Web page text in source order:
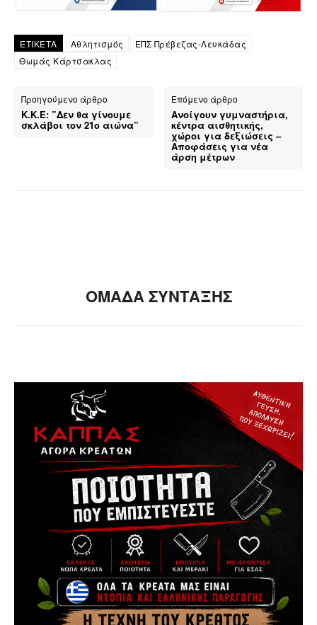
ΕΤΙΚΕΤΑ Αθλητισμός
ΕΠΣ Πρέβεζας-Λευκάδας
Θωμάς Κάρτσακλας
Προηγούμενο άρθρο
Κ.Κ.Ε: ”Δεν θα γίνουμε
σκλάβοι τον 21ο αιώνα”
Επόμενο άρθρο
Ανοίγουν γυμναστήρια,
κέντρα αισθητικής,
χώροι για δεξιώσεις –
Αποφάσεις για νέα
άρση μέτρων
ΟΜΑΔΑ ΣΥΝΤΑΞΗΣ